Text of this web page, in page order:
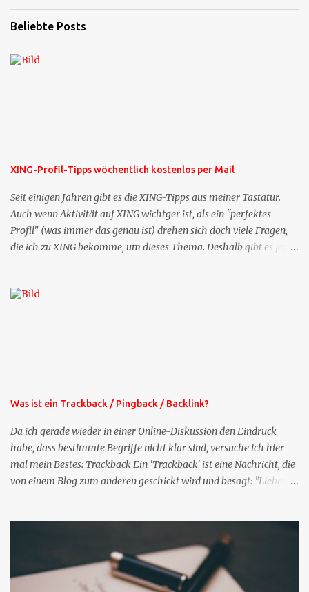
Beliebte Posts
XING-Profil-Tipps wöchentlich kostenlos per Mail
Seit einigen Jahren gibt es die XING-Tipps aus meiner Tastatur.
Auch wenn Aktivität auf XING wichtger ist, als ein "perfektes
Profil" (was immer das genau ist) drehen sich doch viele Fragen,
die ich zu XING bekomme, um dieses Thema. Deshalb gibt es jetzt
bekommen Sie kostenlos eine weitere Folge. Die Startsequenz ist 16
Was ist ein Trackback / Pingback / Backlink?
Da ich gerade wieder in einer Online-Diskussion den Eindruck
habe, dass bestimmte Begriffe nicht klar sind, versuche ich hier
mal mein Bestes: Trackback Ein 'Trackback' ist eine Nachricht, die
von einem Blog zum anderen geschickt wird und besagt: "Lieber
was ich zu deinem Inhalt zu sagen hatte." Diese
Nachrichtenfunktion wird 'angestoßen' in dem 'mein' Blog an die
'TrackbackURL' des Anderen einen 'Ping' schickt, d.h. ein paar